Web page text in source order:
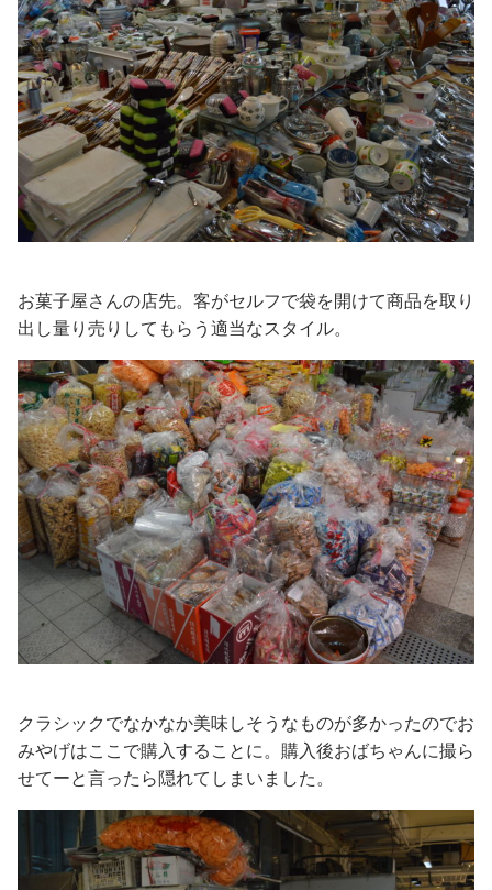
お菓子屋さんの店先。客がセルフで袋を開けて商品を取り
出し量り売りしてもらう適当なスタイル。
クラシックでなかなか美味しそうなものが多かったのでお
みやげはここで購入することに。購入後おばちゃんに撮ら
せてーと言ったら隠れてしまいました。